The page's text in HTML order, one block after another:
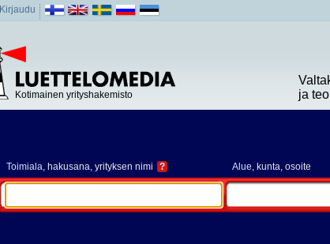
Kirjaudu
Kotimainen yrityshakemisto
ja
Toimiala, hakusana, yrityksen nimi ? Alue, kunta, osoite